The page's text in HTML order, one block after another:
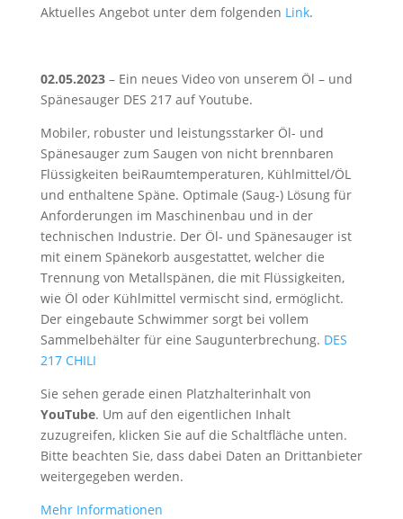
Aktuelles Angebot unter dem folgenden Link.
02.05.2023– Ein neues Video von unserem Öl – und
Spänesauger DES 217 auf Youtube.
Mobiler, robuster und leistungsstarker Öl- und
Spänesauger zum Saugen von nicht brennbaren
Flüssigkeiten beiRaumtemperaturen, Kühlmittel/ÖL
und enthaltene Späne. Optimale (Saug-) Lösung für
Anforderungen im Maschinenbau und in der
technischen Industrie. Der Öl- und Spänesauger ist
mit einem Spänekorb ausgestattet, welcher die
Trennung von Metallspänen, die mit Flüssigkeiten,
wie Öl oder Kühlmittel vermischt sind, ermöglicht.
Der eingebaute Schwimmer sorgt bei vollem
Sammelbehälter für eine Saugunterbrechung. DES
217 CHILI
Sie sehen gerade einen Platzhalterinhalt von
YouTube. Um auf den eigentlichen Inhalt
zuzugreifen, klicken Sie auf die Schaltfläche unten.
Bitte beachten Sie, dass dabei Daten an Drittanbieter
weitergegeben werden.
Mehr Informationen